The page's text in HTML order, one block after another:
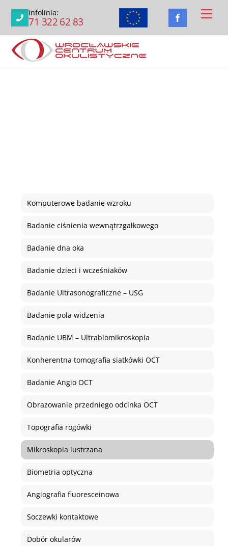
content
infolinia:
71 322 62 83
Komputerowe badanie wzroku
Badanie ciśnienia wewnątrzgałkowego
Badanie dna oka
Badanie dzieci i wcześniaków
Badanie Ultrasonograficzne – USG
Badanie pola widzenia
Badanie UBM – Ultrabiomikroskopia
Konherentna tomografia siatkówki OCT
Badanie Angio OCT
Obrazowanie przedniego odcinka OCT
Topografia rogówki
Mikroskopia lustrzana
Biometria optyczna
Angiografia fluoresceinowa
Soczewki kontaktowe
Dobór okularów